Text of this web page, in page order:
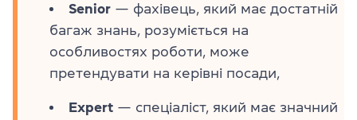
Senior — фахівець, який має достатній
багаж знань, розуміється на
особливостях роботи, може
претендувати на керівні посади,
Expert — спеціаліст, який має значний